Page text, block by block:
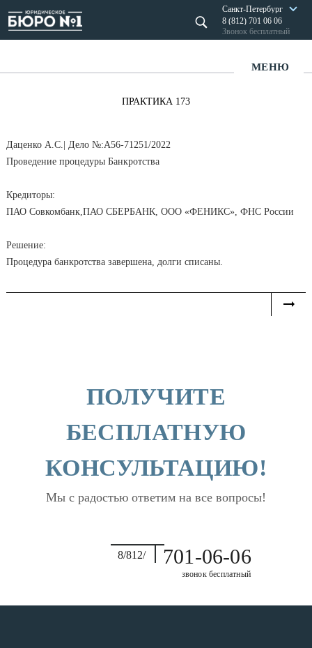
Санкт-Петербург
8 (812) 701 06 06
Звонок бесплатный
МЕНЮ
ПРАКТИКА 173
Даценко А.С.| Дело №:А56-71251/2022
Проведение процедуры Банкротства
Кредиторы:
ПАО Совкомбанк,ПАО СБЕРБАНК, ООО «ФЕНИКС», ФНС России
Решение:
Процедура банкротства завершена, долги списаны.
ПОЛУЧИТЕ
БЕСПЛАТНУЮ
КОНСУЛЬТАЦИЮ!
Мы с радостью ответим на все вопросы!
8/812/ 701-06-06
звонок бесплатный